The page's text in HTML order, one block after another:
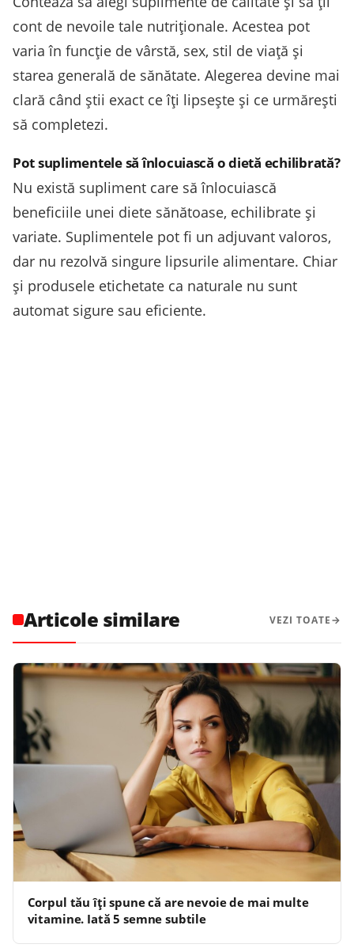
cont de nevoile tale nutriționale. Acestea pot
varia în funcție de vârstă, sex, stil de viață și
starea generală de sănătate. Alegerea devine mai
clară când știi exact ce îți lipsește și ce urmărești
să completezi.
Pot suplimentele să înlocuiască o dietă echilibrată?
Nu există supliment care să înlocuiască
beneficiile unei diete sănătoase, echilibrate și
variate. Suplimentele pot fi un adjuvant valoros,
dar nu rezolvă singure lipsurile alimentare. Chiar
și produsele etichetate ca naturale nu sunt
automat sigure sau eficiente.
Articole similare VEZI TOATE
Corpul tău îți spune că are nevoie de mai multe
vitamine. Iată 5 semne subtile